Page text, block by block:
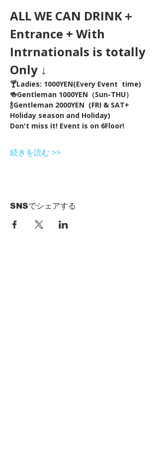
ALL WE CAN DRINK＋
Entrance + With
Intrnationals is totally
Only ↓
🍸Ladies: 1000YEN(Every Event  time)
🍻Gentleman 1000YEN（Sun-THU）
🍾Gentleman 2000YEN  (FRI & SAT+
Holiday season and Holiday)
Don't miss it! Event is on 6Floor!
続きを読む >>
SNSでシェアする